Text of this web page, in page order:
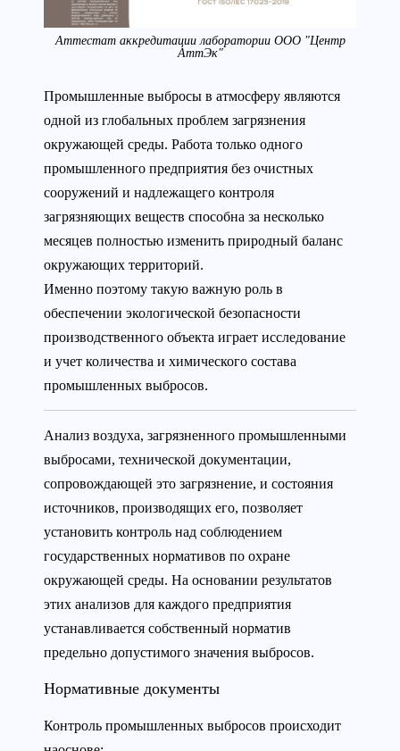
Аттестат аккредитации лаборатории ООО "Центр
АттЭк"
Промышленные выбросы в атмосферу являются
одной из глобальных проблем загрязнения
окружающей среды. Работа только одного
промышленного предприятия без очистных
сооружений и надлежащего контроля
загрязняющих веществ способна за несколько
месяцев полностью изменить природный баланс
окружающих территорий.
Именно поэтому такую важную роль в
обеспечении экологической безопасности
производственного объекта играет исследование
и учет количества и химического состава
промышленных выбросов.
Анализ воздуха, загрязненного промышленными
выбросами, технической документации,
сопровождающей это загрязнение, и состояния
источников, производящих его, позволяет
установить контроль над соблюдением
государственных нормативов по охране
окружающей среды. На основании результатов
этих анализов для каждого предприятия
устанавливается собственный норматив
предельно допустимого значения выбросов.
Нормативные документы
Контроль промышленных выбросов происходит